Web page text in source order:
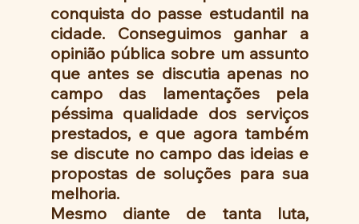
conquista do passe estudantil na
cidade. Conseguimos ganhar a
opinião pública sobre um assunto
que antes se discutia apenas no
campo das lamentações pela
péssima qualidade dos serviços
prestados, e que agora também
se discute no campo das ideias e
propostas de soluções para sua
melhoria.
Mesmo diante de tanta luta,